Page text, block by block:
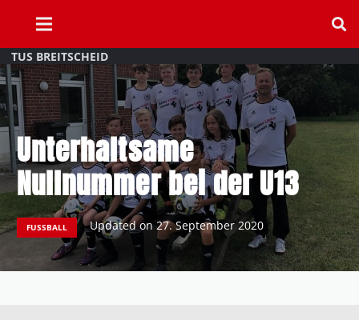
TUS BREITSCHEID
Unterhaltsame
Nullnummer bei der U13
FUSSBALL Updated on 27. September 2020